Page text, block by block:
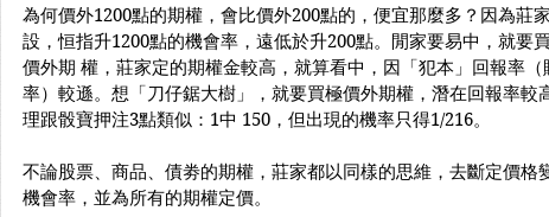
為何價外1200點的期權，會比價外200點的，便宜那麼多？因為莊
設，恒指升1200點的機會率，遠低於升200點。閒家要易中，就要
價外期 權，莊家定的期權金較高，就算看中，因「犯本」回報率（
率）較遜。想「刀仔鋸大樹」，就要買極價外期權，潛在回報率較
理跟骰寶押注3點類似：1中 150，但出現的機率只得1/216。
不論股票、商品、債劵的期權，莊家都以同樣的思維，去斷定價格
機會率，並為所有的期權定價。